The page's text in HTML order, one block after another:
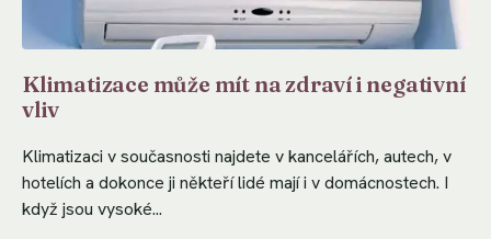
Klimatizace může mít na zdraví i negativní
vliv
Klimatizaci v současnosti najdete v kancelářích, autech, v
hotelích a dokonce ji někteří lidé mají i v domácnostech. I
když jsou vysoké...